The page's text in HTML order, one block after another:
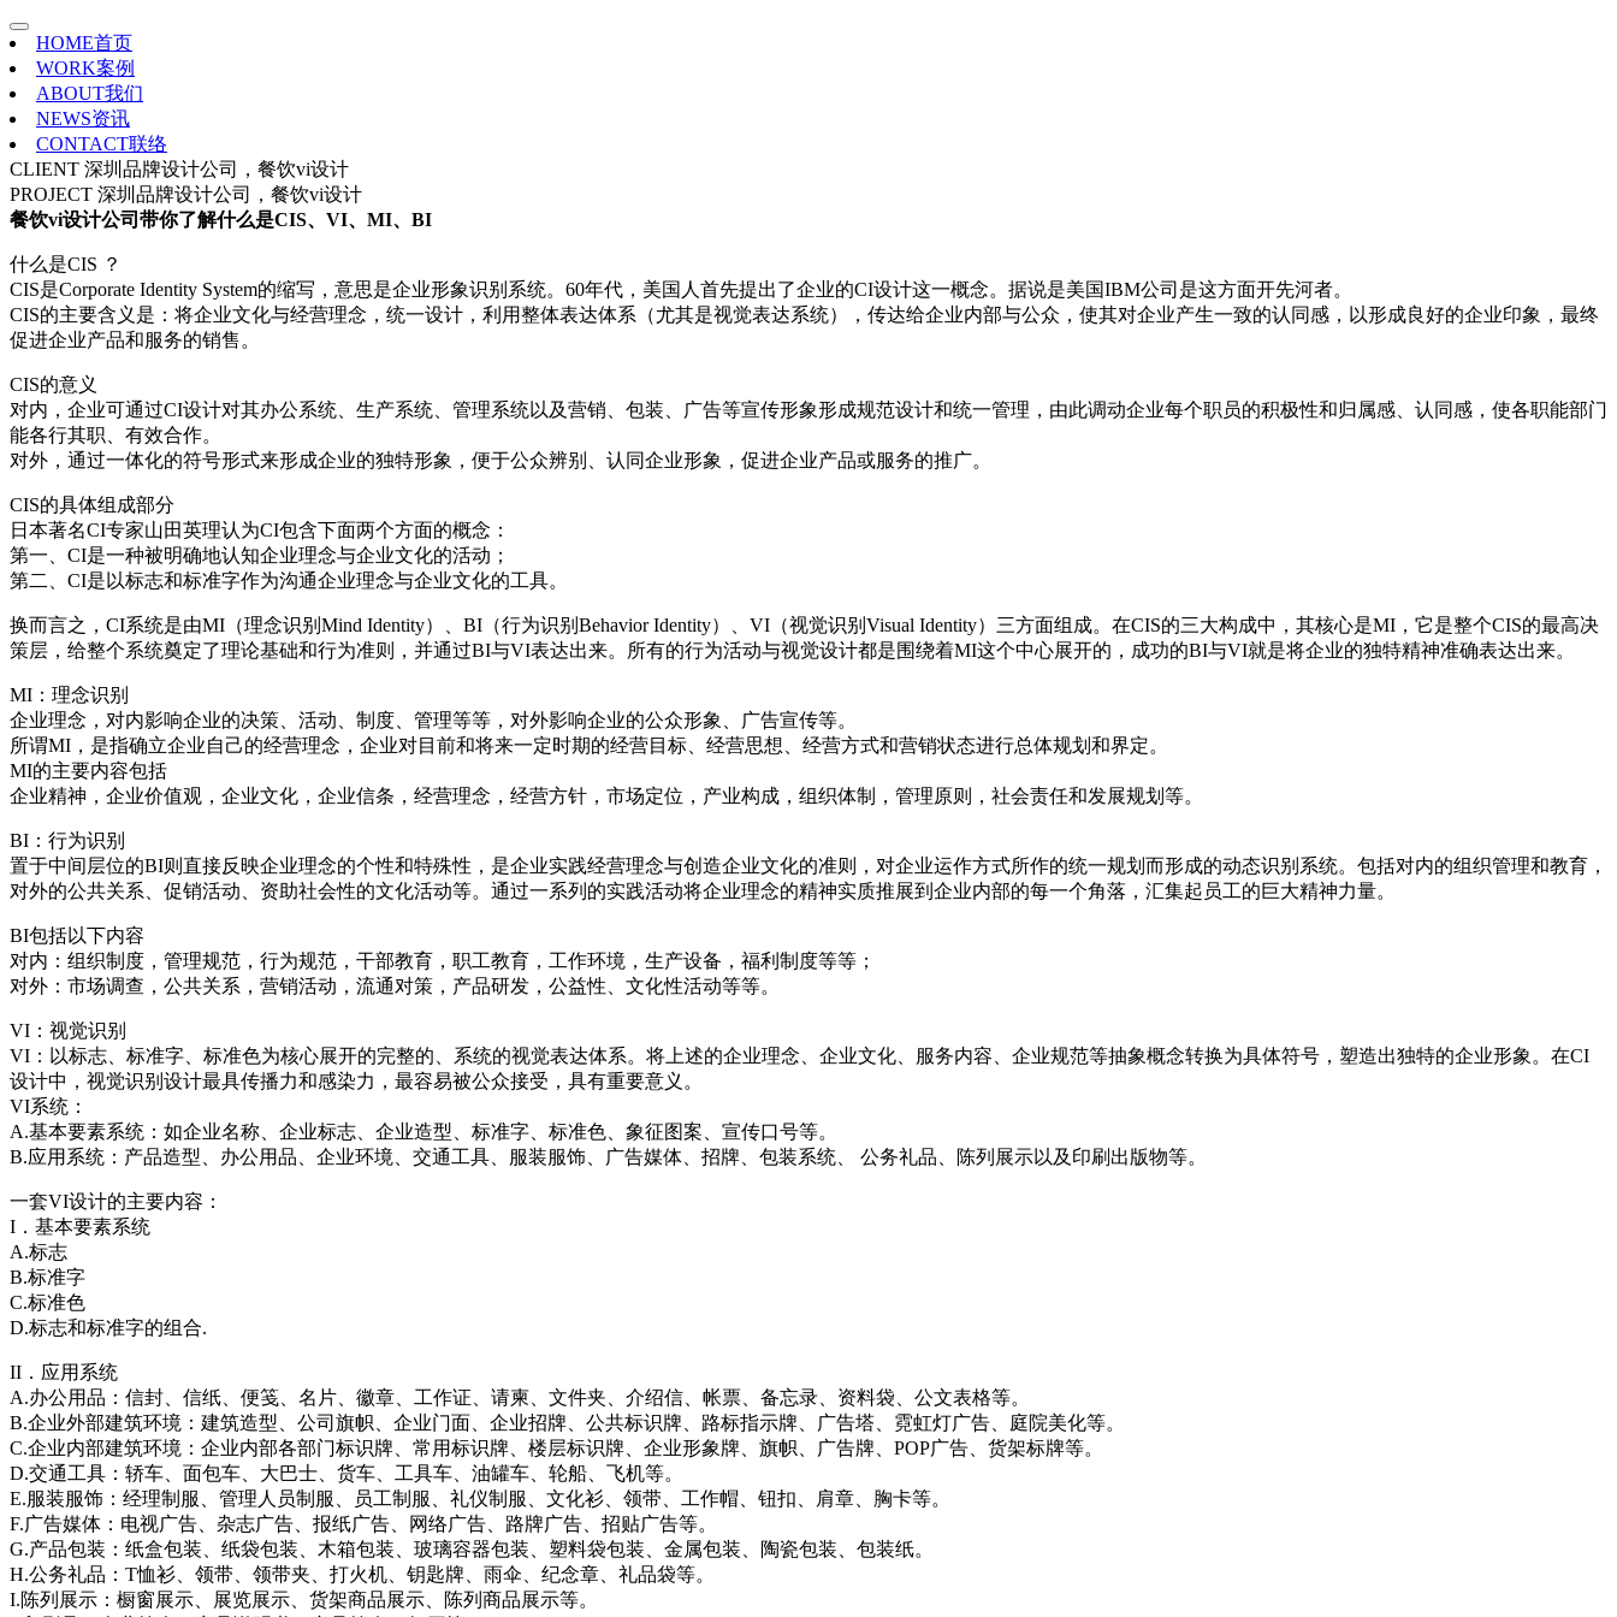
HOME首页
WORK案例
ABOUT我们
NEWS资讯
CONTACT联络
CLIENT 深圳品牌设计公司，餐饮vi设计
PROJECT 深圳品牌设计公司，餐饮vi设计
餐饮vi设计公司带你了解什么是CIS、VI、MI、BI
什么是CIS ？
CIS是Corporate Identity System的缩写，意思是企业形象识别系统。60年代，美国人首先提出了企业的CI设计这一概念。据说是美国IBM公司是这方面开先河者。
CIS的主要含义是：将企业文化与经营理念，统一设计，利用整体表达体系（尤其是视觉表达系统），传达给企业内部与公众，使其对企业产生一致的认同感，以形成良好的企业印象，最终
促进企业产品和服务的销售。
CIS的意义
对内，企业可通过CI设计对其办公系统、生产系统、管理系统以及营销、包装、广告等宣传形象形成规范设计和统一管理，由此调动企业每个职员的积极性和归属感、认同感，使各职能部门
能各行其职、有效合作。
对外，通过一体化的符号形式来形成企业的独特形象，便于公众辨别、认同企业形象，促进企业产品或服务的推广。
CIS的具体组成部分
日本著名CI专家山田英理认为CI包含下面两个方面的概念：
第一、CI是一种被明确地认知企业理念与企业文化的活动；
第二、CI是以标志和标准字作为沟通企业理念与企业文化的工具。
换而言之，CI系统是由MI（理念识别Mind Identity）、BI（行为识别Behavior Identity）、VI（视觉识别Visual Identity）三方面组成。在CIS的三大构成中，其核心是MI，它是整个CIS的最高决
策层，给整个系统奠定了理论基础和行为准则，并通过BI与VI表达出来。所有的行为活动与视觉设计都是围绕着MI这个中心展开的，成功的BI与VI就是将企业的独特精神准确表达出来。
MI：理念识别
企业理念，对内影响企业的决策、活动、制度、管理等等，对外影响企业的公众形象、广告宣传等。
所谓MI，是指确立企业自己的经营理念，企业对目前和将来一定时期的经营目标、经营思想、经营方式和营销状态进行总体规划和界定。
MI的主要内容包括
企业精神，企业价值观，企业文化，企业信条，经营理念，经营方针，市场定位，产业构成，组织体制，管理原则，社会责任和发展规划等。
BI：行为识别
置于中间层位的BI则直接反映企业理念的个性和特殊性，是企业实践经营理念与创造企业文化的准则，对企业运作方式所作的统一规划而形成的动态识别系统。包括对内的组织管理和教育，
对外的公共关系、促销活动、资助社会性的文化活动等。通过一系列的实践活动将企业理念的精神实质推展到企业内部的每一个角落，汇集起员工的巨大精神力量。
BI包括以下内容
对内：组织制度，管理规范，行为规范，干部教育，职工教育，工作环境，生产设备，福利制度等等；
对外：市场调查，公共关系，营销活动，流通对策，产品研发，公益性、文化性活动等等。
VI：视觉识别
VI：以标志、标准字、标准色为核心展开的完整的、系统的视觉表达体系。将上述的企业理念、企业文化、服务内容、企业规范等抽象概念转换为具体符号，塑造出独特的企业形象。在CI
设计中，视觉识别设计最具传播力和感染力，最容易被公众接受，具有重要意义。
VI系统：
A.基本要素系统：如企业名称、企业标志、企业造型、标准字、标准色、象征图案、宣传口号等。
B.应用系统：产品造型、办公用品、企业环境、交通工具、服装服饰、广告媒体、招牌、包装系统、 公务礼品、陈列展示以及印刷出版物等。
一套VI设计的主要内容：
I．基本要素系统
A.标志
B.标准字
C.标准色
D.标志和标准字的组合.
II．应用系统
A.办公用品：信封、信纸、便笺、名片、徽章、工作证、请柬、文件夹、介绍信、帐票、备忘录、资料袋、公文表格等。
B.企业外部建筑环境：建筑造型、公司旗帜、企业门面、企业招牌、公共标识牌、路标指示牌、广告塔、霓虹灯广告、庭院美化等。
C.企业内部建筑环境：企业内部各部门标识牌、常用标识牌、楼层标识牌、企业形象牌、旗帜、广告牌、POP广告、货架标牌等。
D.交通工具：轿车、面包车、大巴士、货车、工具车、油罐车、轮船、飞机等。
E.服装服饰：经理制服、管理人员制服、员工制服、礼仪制服、文化衫、领带、工作帽、钮扣、肩章、胸卡等。
F.广告媒体：电视广告、杂志广告、报纸广告、网络广告、路牌广告、招贴广告等。
G.产品包装：纸盒包装、纸袋包装、木箱包装、玻璃容器包装、塑料袋包装、金属包装、陶瓷包装、包装纸。
H.公务礼品：T恤衫、领带、领带夹、打火机、钥匙牌、雨伞、纪念章、礼品袋等。
I.陈列展示：橱窗展示、展览展示、货架商品展示、陈列商品展示等。